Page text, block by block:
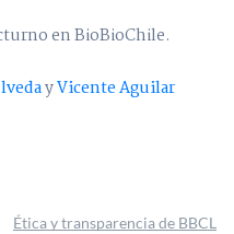
en BioBioChile.
yVicente Aguilar
Ética y transparencia de BBCL